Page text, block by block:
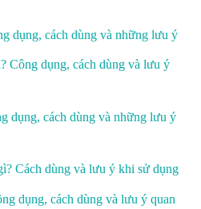
dụng, cách dùng và những lưu ý
Công dụng, cách dùng và lưu ý
dụng, cách dùng và những lưu ý
Cách dùng và lưu ý khi sử dụng
dụng, cách dùng và lưu ý quan